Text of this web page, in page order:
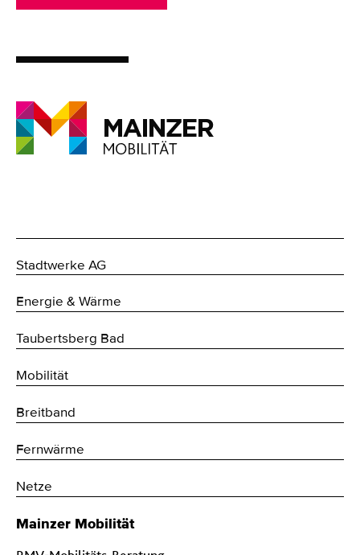
Stadtwerke AG
Energie & Wärme
Taubertsberg Bad
Mobilität
Breitband
Fernwärme
Netze
Mainzer Mobilität